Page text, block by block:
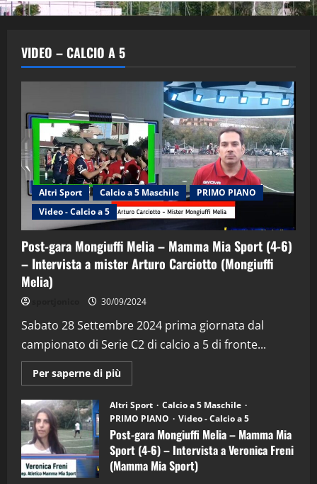
VIDEO – CALCIO A 5
Altri Sport Calcio a 5 Maschile
PRIMO PIANO
Video - Calcio a 5
Post-gara Mongiuffi Melia – Mamma Mia Sport (4-6)
– Intervista a mister Arturo Carciotto (Mongiuffi
Melia)
30/09/2024
Sabato 28 Settembre 2024 prima giornata dal
campionato di Serie C2 di calcio a 5 di fronte...
Per saperne di più
informazioni
Post-
gara
Mongiuffi
Melia
–
Mamma
Mia
Sport
Altri Sport
Calcio a 5 Maschile
PRIMO PIANO
Video - Calcio a 5
Post-gara Mongiuffi Melia – Mamma Mia
Sport (4-6) – Intervista a Veronica Freni
(Mamma Mia Sport)
2
“SportEmpire” in Podcast: 29^ Puntata
(Martedi 28 Aprile 2026)
28/04/2026
3
"SportEmpire" in Podcast
“SportEmpire” in Podcast: 28^ Puntata
(Martedi 21 Aprile 2026)
21/04/2026